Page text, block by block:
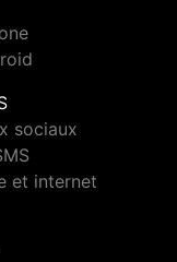
sociaux
et internet